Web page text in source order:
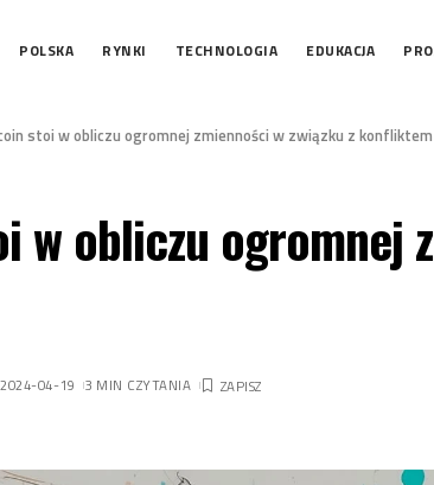
POLSKA RYNKI TECHNOLOGIA EDUKACJA
stoi w obliczu ogromnej zmienności w związku z
w obliczu ogromnej
04-19 3 MIN CZYTANIA